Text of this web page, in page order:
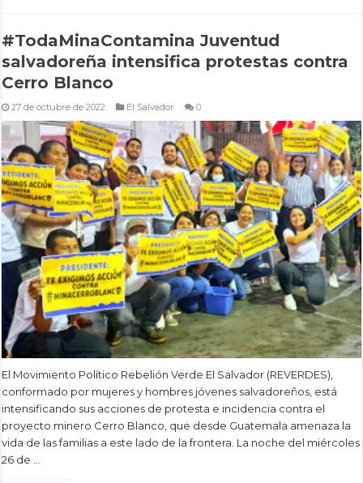
#TodaMinaContamina Juventud
salvadoreña intensifica protestas contra
Cerro Blanco
27 de octubre de 2022 El Salvador 0
El Movimiento Político Rebelión Verde El Salvador (REVERDES),
conformado por mujeres y hombres jóvenes salvadoreños, está
intensificando sus acciones de protesta e incidencia contra el
proyecto minero Cerro Blanco, que desde Guatemala amenaza la
vida de las familias a este lado de la frontera. La noche del miércoles
26 de …